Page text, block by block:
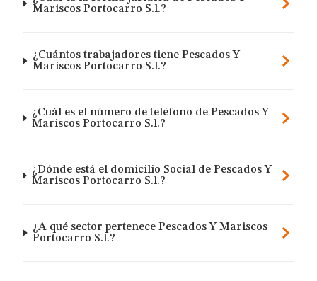
Mariscos Portocarro S.l.?
¿Cuántos trabajadores tiene Pescados Y
Mariscos Portocarro S.l.?
¿Cuál es el número de teléfono de Pescados Y
Mariscos Portocarro S.l.?
¿Dónde está el domicilio Social de Pescados Y
Mariscos Portocarro S.l.?
¿A qué sector pertenece Pescados Y Mariscos
Portocarro S.l.?